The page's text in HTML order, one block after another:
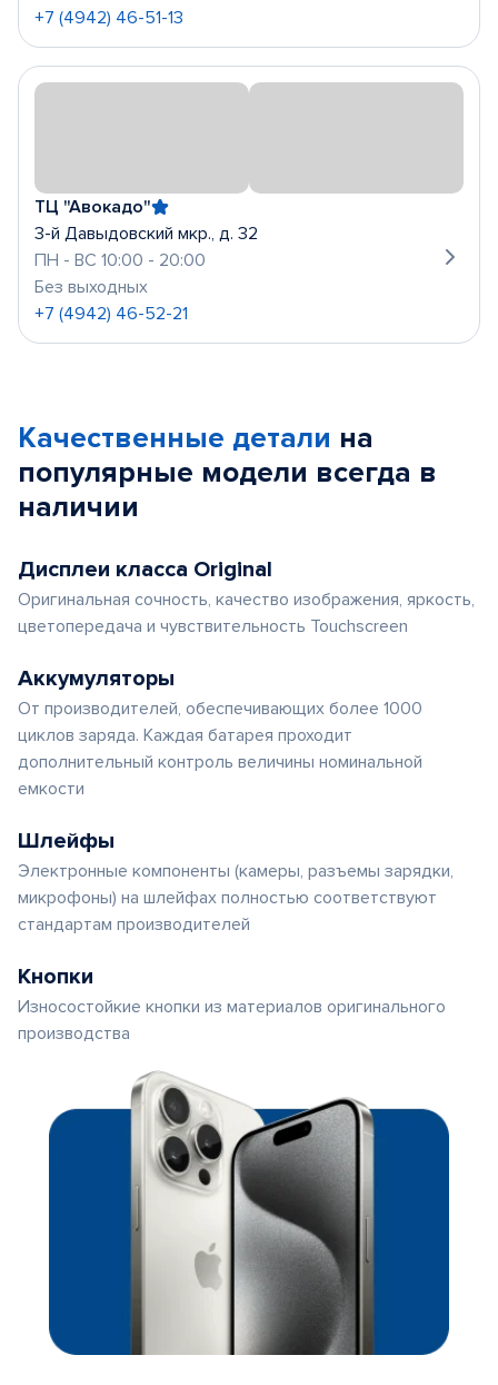
+7 (4942) 46-51-13
ТЦ "Авокадо"
3-й Давыдовский мкр., д. 32
ПН - ВС 10:00 - 20:00
Без выходных
+7 (4942) 46-52-21
Качественные детали на
популярные модели всегда в
наличии
Дисплеи класса Original
Оригинальная сочность, качество изображения, яркость,
цветопередача и чувствительность Touchscreen
Аккумуляторы
От производителей, обеспечивающих более 1000
циклов заряда. Каждая батарея проходит
дополнительный контроль величины номинальной
емкости
Шлейфы
Электронные компоненты (камеры, разъемы зарядки,
микрофоны) на шлейфах полностью соответствуют
стандартам производителей
Кнопки
Износостойкие кнопки из материалов оригинального
производства